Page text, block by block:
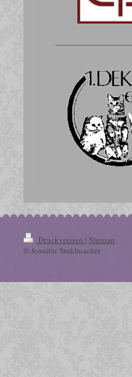
Druckversion | Sitemap
© Jennifer Stuhlmacher